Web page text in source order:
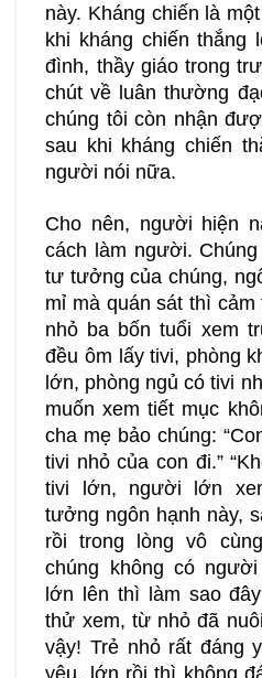
này. Kháng chiến là
khi kháng chiến thắng
đình, thầy giáo trong
chút về luân thường
chúng tôi còn nhận
sau khi kháng chiến
người nói nữa.
Cho nên, người hiện
cách làm người.
tư tưởng của chúng,
mỉ mà quán sát thì
nhỏ ba bốn tuổi xem
đều ôm lấy tivi, phòng
lớn, phòng ngủ có tivi
muốn xem tiết mục
cha mẹ bảo chúng:
tivi nhỏ của con đi.”
tivi lớn, người lớn
tưởng ngôn hạnh này,
rồi trong lòng vô
chúng không có
lớn lên thì làm sao
thử xem, từ nhỏ đã
vậy! Trẻ nhỏ rất đáng
yêu, lớn rồi thì không